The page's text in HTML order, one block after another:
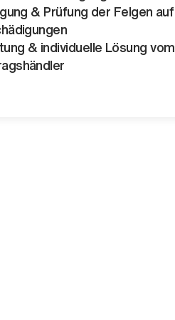
& Prüfung der Felgen auf
& individuelle Lösung vom